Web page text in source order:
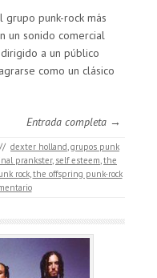
punk-rock más
un sonido comercial
a un público
como un clásico
Entrada completa →
// dexter holland,grupos punk
prankster, self esteem,the
rock,the offspring punk-rock